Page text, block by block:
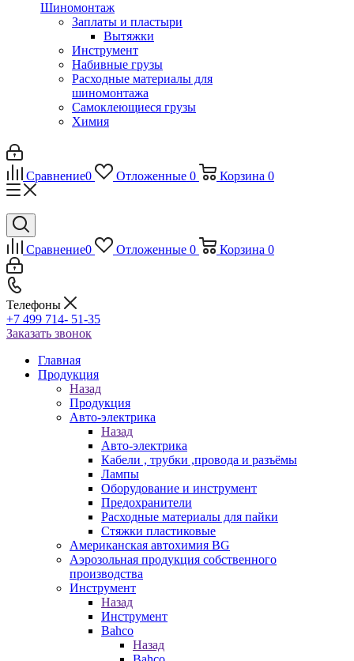
Шиномонтаж
Заплаты и пластыри
Вытяжки
Инструмент
Набивные грузы
Расходные материалы для
шиномонтажа
Самоклеющиеся грузы
Химия
Сравнение0 Отложенные 0 Корзина 0
Сравнение0 Отложенные 0 Корзина 0
Телефоны
+7 499 714- 51-35
Заказать звонок
Главная
Продукция
Назад
Продукция
Авто-электрика
Назад
Авто-электрика
Кабели , трубки ,провода и разъёмы
Лампы
Оборудование и инструмент
Предохранители
Расходные материалы для пайки
Стяжки пластиковые
Американская автохимия BG
Аэрозольная продукция собственного
производства
Инструмент
Назад
Инструмент
Bahco
Назад